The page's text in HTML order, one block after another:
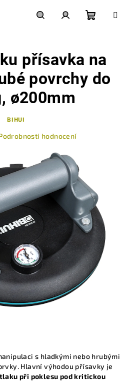
košík
s hladkými nebo hrubými
Hlavní výhodou přísavky je
při poklesu pod kritickou
přísavka na
povrchy do
ø200mm
BIHUI
hodnocení